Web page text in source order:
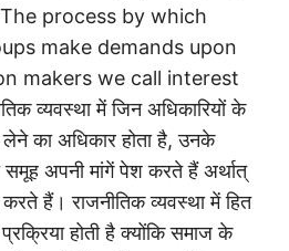
process by which
make demands upon
makers we call interest
व्यवस्था में जिन अधिकारियों के
लेने का अधिकार होता है, उनके
समूह अपनी मांगें पेश करते हैं अर्थात्
हैं। राजनीतिक व्यवस्था में हित
होती है क्योंकि समाज के